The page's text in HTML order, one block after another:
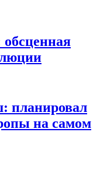
планировал
на самом